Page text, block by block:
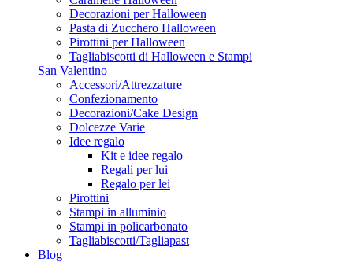
Decorazioni per Halloween
Pasta di Zucchero Halloween
Pirottini per Halloween
Tagliabiscotti di Halloween e Stampi
San Valentino
Accessori/Attrezzature
Confezionamento
Decorazioni/Cake Design
Dolcezze Varie
Idee regalo
Kit e idee regalo
Regali per lui
Regalo per lei
Pirottini
Stampi in alluminio
Stampi in policarbonato
Tagliabiscotti/Tagliapast
Blog